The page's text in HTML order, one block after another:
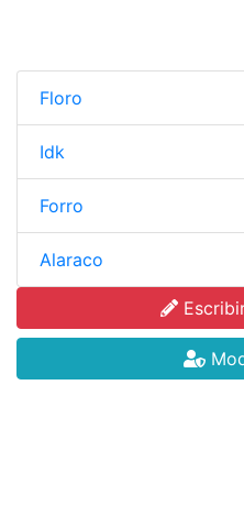
Floro
Idk
Forro
Alaraco